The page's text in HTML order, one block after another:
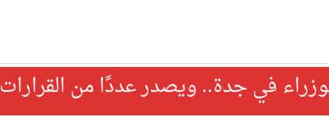
في جدة.. ويصدر عددًا من القرارات